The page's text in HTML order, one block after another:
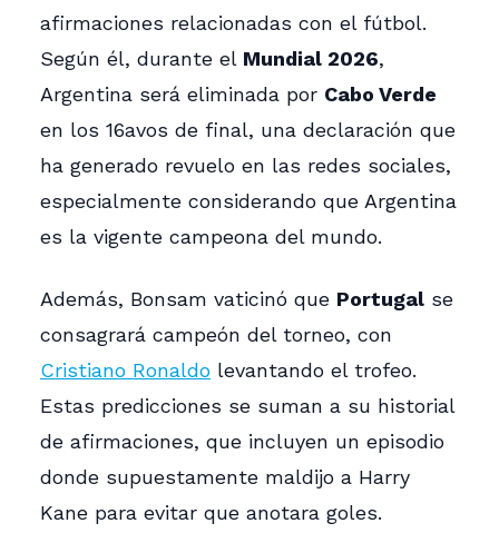
afirmaciones relacionadas con el fútbol.
Según él, durante el Mundial 2026,
Argentina será eliminada por Cabo Verde
en los 16avos de final, una declaración que
ha generado revuelo en las redes sociales,
especialmente considerando que Argentina
es la vigente campeona del mundo.
Además, Bonsam vaticinó que Portugal se
consagrará campeón del torneo, con
Cristiano Ronaldo levantando el trofeo.
Estas predicciones se suman a su historial
de afirmaciones, que incluyen un episodio
donde supuestamente maldijo a Harry
Kane para evitar que anotara goles.